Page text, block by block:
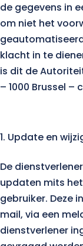
de gegevens in
om niet het
klacht in te
is dit de
– 1000 Brussel
Update en
De
updaten mits
gebruiker. Deze
mail, via een
dienstverlener